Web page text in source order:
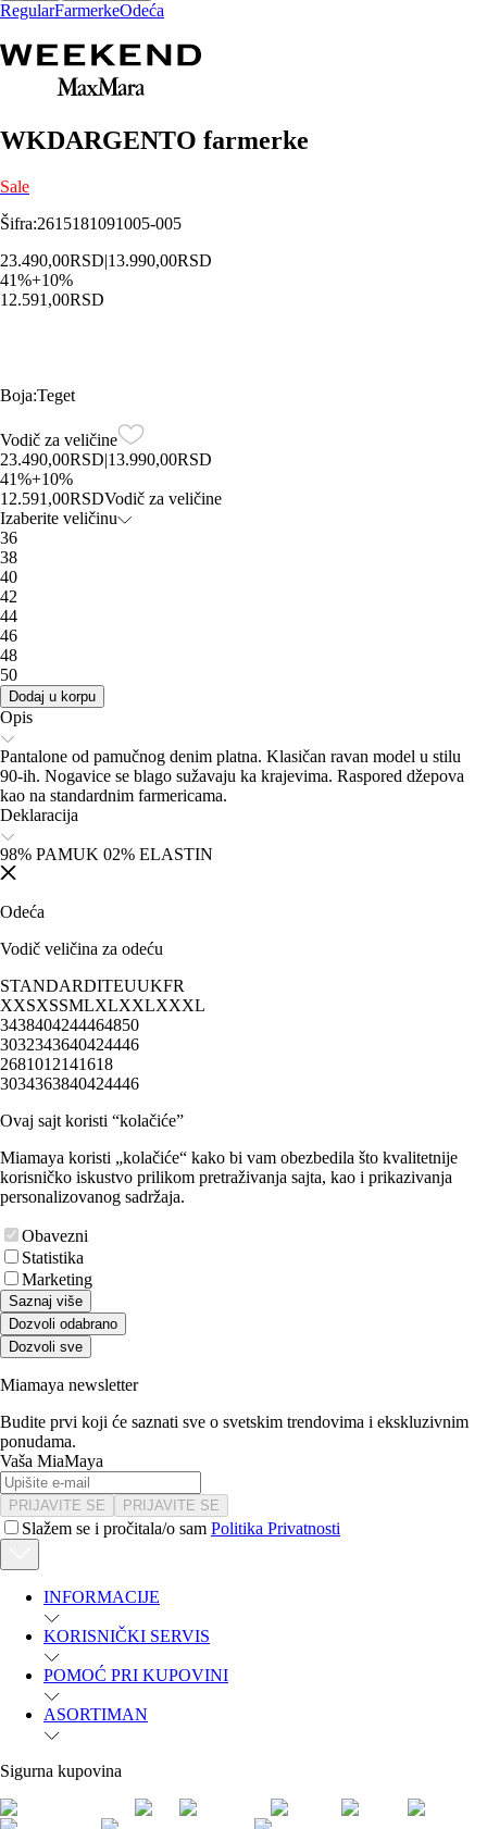
RegularFarmerkeOdeća
WKDARGENTO farmerke
Sale
Šifra:2615181091005-005
23.490,00RSD|13.990,00RSD
41%+10%
12.591,00RSD
Boja:Teget
Vodič za veličine
23.490,00RSD|13.990,00RSD
41%+10%
12.591,00RSDVodič za veličine
Izaberite veličinu
36
38
40
42
44
46
48
50
Dodaj u korpu
Opis
Pantalone od pamučnog denim platna. Klasičan ravan model u stilu
90-ih. Nogavice se blago sužavaju ka krajevima. Raspored džepova
kao na standardnim farmericama.
Deklaracija
98% PAMUK 02% ELASTIN
Odeća
Vodič veličina za odeću
STANDARDITEUUKFR
XXSXSSMLXLXXLXXXL
3438404244464850
3032343640424446
2681012141618
3034363840424446
Ovaj sajt koristi “kolačiće”
Miamaya koristi „kolačiće“ kako bi vam obezbedila što kvalitetnije
korisničko iskustvo prilikom pretraživanja sajta, kao i prikazivanja
personalizovanog sadržaja.
Obavezni
Statistika
Marketing
Saznaj više
Dozvoli odabrano
Dozvoli sve
Miamaya newsletter
Budite prvi koji će saznati sve o svetskim trendovima i ekskluzivnim
ponudama.
Vaša MiaMaya
PRIJAVITE SE PRIJAVITE SE
Slažem se i pročitala/o sam Politika Privatnosti
INFORMACIJE
KORISNIČKI SERVIS
POMOĆ PRI KUPOVINI
ASORTIMAN
Sigurna kupovina